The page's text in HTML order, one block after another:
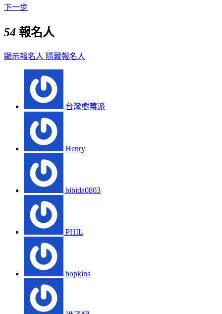
下一步
54 報名人
顯示報名人 隱藏報名人
台灣樹莓派
Henry
bibida0803
PHIL
hopkins